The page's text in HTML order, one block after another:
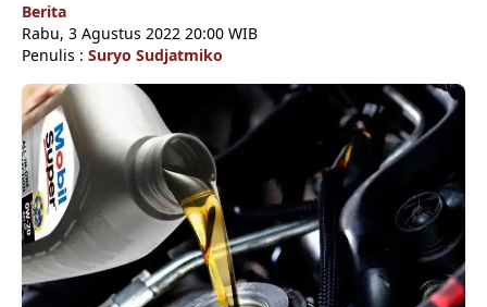
Berita
Rabu, 3 Agustus 2022 20:00 WIB
Penulis : Suryo Sudjatmiko